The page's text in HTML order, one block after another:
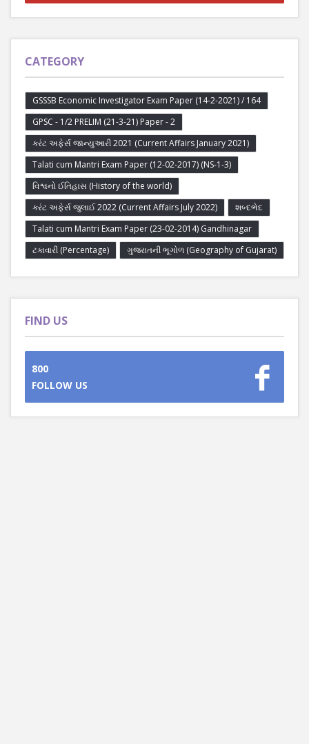
CATEGORY
GSSSB Economic Investigator Exam Paper (14-2-2021) / 164
GPSC - 1/2 PRELIM (21-3-21) Paper - 2
કરંટ અફેર્સ જાન્યુઆરી 2021 (Current Affairs January 2021)
Talati cum Mantri Exam Paper (12-02-2017) (NS-1-3)
વિશ્વનો ઈતિહાસ (History of the world)
કરંટ અફેર્સ જુલાઈ 2022 (Current Affairs July 2022)
શબ્દભેદ
Talati cum Mantri Exam Paper (23-02-2014) Gandhinagar
ટકાવારી (Percentage)
ગુજરાતની ભૂગોળ (Geography of Gujarat)
FIND US
800
FOLLOW US